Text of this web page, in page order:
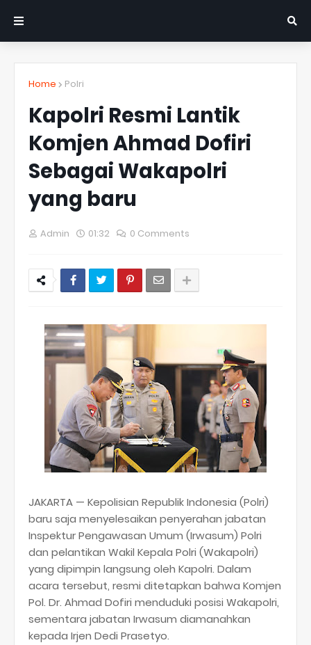
Home Polri
Kapolri Resmi Lantik
Komjen Ahmad Dofiri
Sebagai Wakapolri
yang baru
Admin 01:32 0 Comments
JAKARTA — Kepolisian Republik Indonesia (Polri)
baru saja menyelesaikan penyerahan jabatan
Inspektur Pengawasan Umum (Irwasum) Polri
dan pelantikan Wakil Kepala Polri (Wakapolri)
yang dipimpin langsung oleh Kapolri. Dalam
acara tersebut, resmi ditetapkan bahwa Komjen
Pol. Dr. Ahmad Dofiri menduduki posisi Wakapolri,
sementara jabatan Irwasum diamanahkan
kepada Irjen Dedi Prasetyo.